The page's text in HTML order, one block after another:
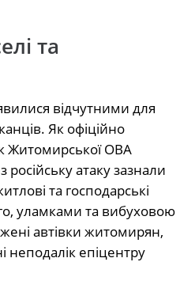
та
відчутними для
Як офіційно
Житомирської ОВА
російську атаку зазнали
та господарські
уламками та вибуховою
автівки житомирян,
неподалік епіцентру